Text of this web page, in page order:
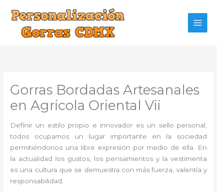
contenido
Gorras Bordadas Artesanales
en Agricola Oriental Vii
Definir un estilo propio e innovador es un sello personal,
todos ocupamos un lugar importante en la sociedad
permitiéndonos una libre expresión por medio de ella. En
la actualidad los gustos, los pensamientos y la vestimenta
es una cultura que se demuestra con más fuerza, valentía y
responsabilidad.